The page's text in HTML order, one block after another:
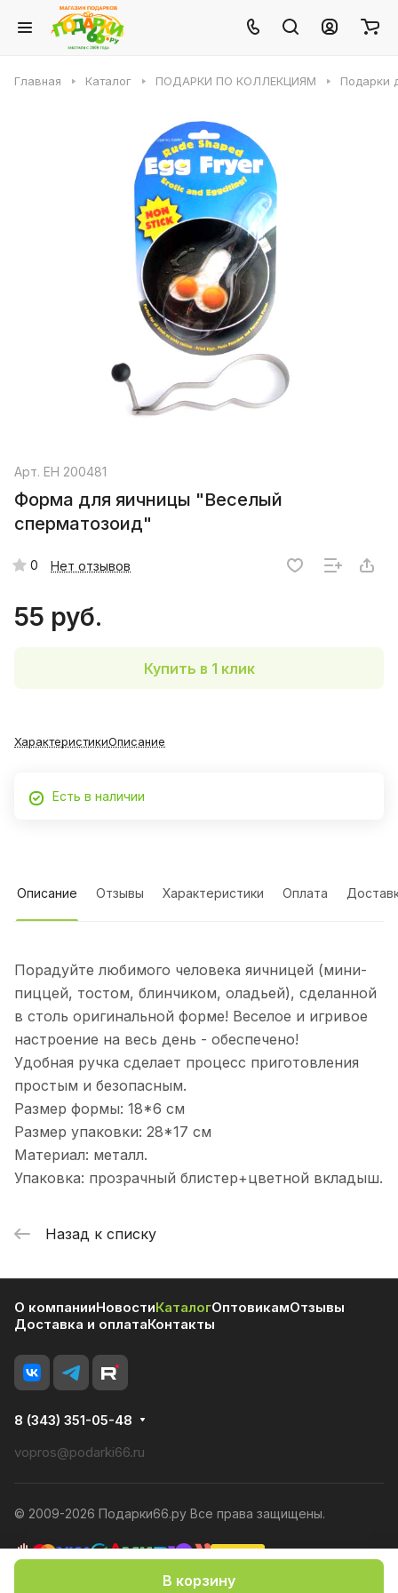
Главная Каталог ПОДАРКИ ПО КОЛЛЕКЦИЯМ Подарки
Арт. EH 200481
Форма для яичницы "Веселый
сперматозоид"
0 Нет отзывов
55 руб.
В корзину
Купить в 1 клик
ХарактеристикиОписание
Есть в наличии
Описание Отзывы Характеристики Оплата
Порадуйте любимого человека яичницей (мини-
пиццей, тостом, блинчиком, оладьей), сделанной
в столь оригинальной форме! Веселое и игривое
настроение на весь день - обеспечено!
Удобная ручка сделает процесс приготовления
простым и безопасным.
Размер формы: 18*6 см
Размер упаковки: 28*17 см
Материал: металл.
Упаковка: прозрачный блистер+цветной вкладыш.
Назад к списку
О компанииНовостиКаталогОптовикамОтзывы
Доставка и оплатаКонтакты
8 (343) 351-05-48
vopros@podarki66.ru
© 2009-2026 Подарки66.ру Все права защищены.